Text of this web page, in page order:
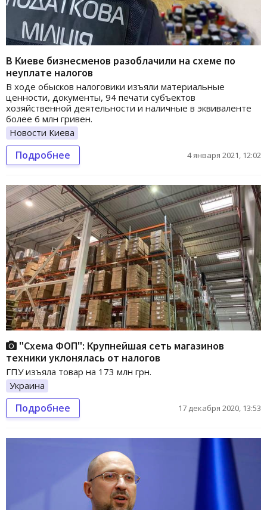
В Киеве бизнесменов разоблачили на схеме по
неуплате налогов
В ходе обысков налоговики изъяли материальные
ценности, документы, 94 печати субъектов
хозяйственной деятельности и наличные в эквиваленте
более 6 млн гривен.
Новости Киева
Подробнее 4 января 2021, 12:02
"Схема ФОП": Крупнейшая сеть магазинов
техники уклонялась от налогов
ГПУ изъяла товар на 173 млн грн.
Украина
Подробнее 17 декабря 2020, 13:53